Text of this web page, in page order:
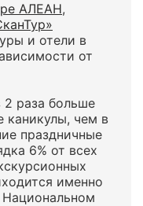
АЛЕАН,
и отели в
от
2 раза больше
каникулы, чем в
праздничные
6% от всех
именно
Национальном